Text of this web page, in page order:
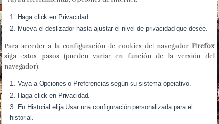
Haga click en Privacidad.
Mueva el deslizador hasta ajustar el nivel de privacidad que desee.
Para acceder a la configuración de cookies del navegador Firefox
siga estos pasos (pueden variar en función de la versión del
navegador):
Vaya a Opciones o Preferencias según su sistema operativo.
Haga click en Privacidad.
En Historial elija Usar una configuración personalizada para el
historial.